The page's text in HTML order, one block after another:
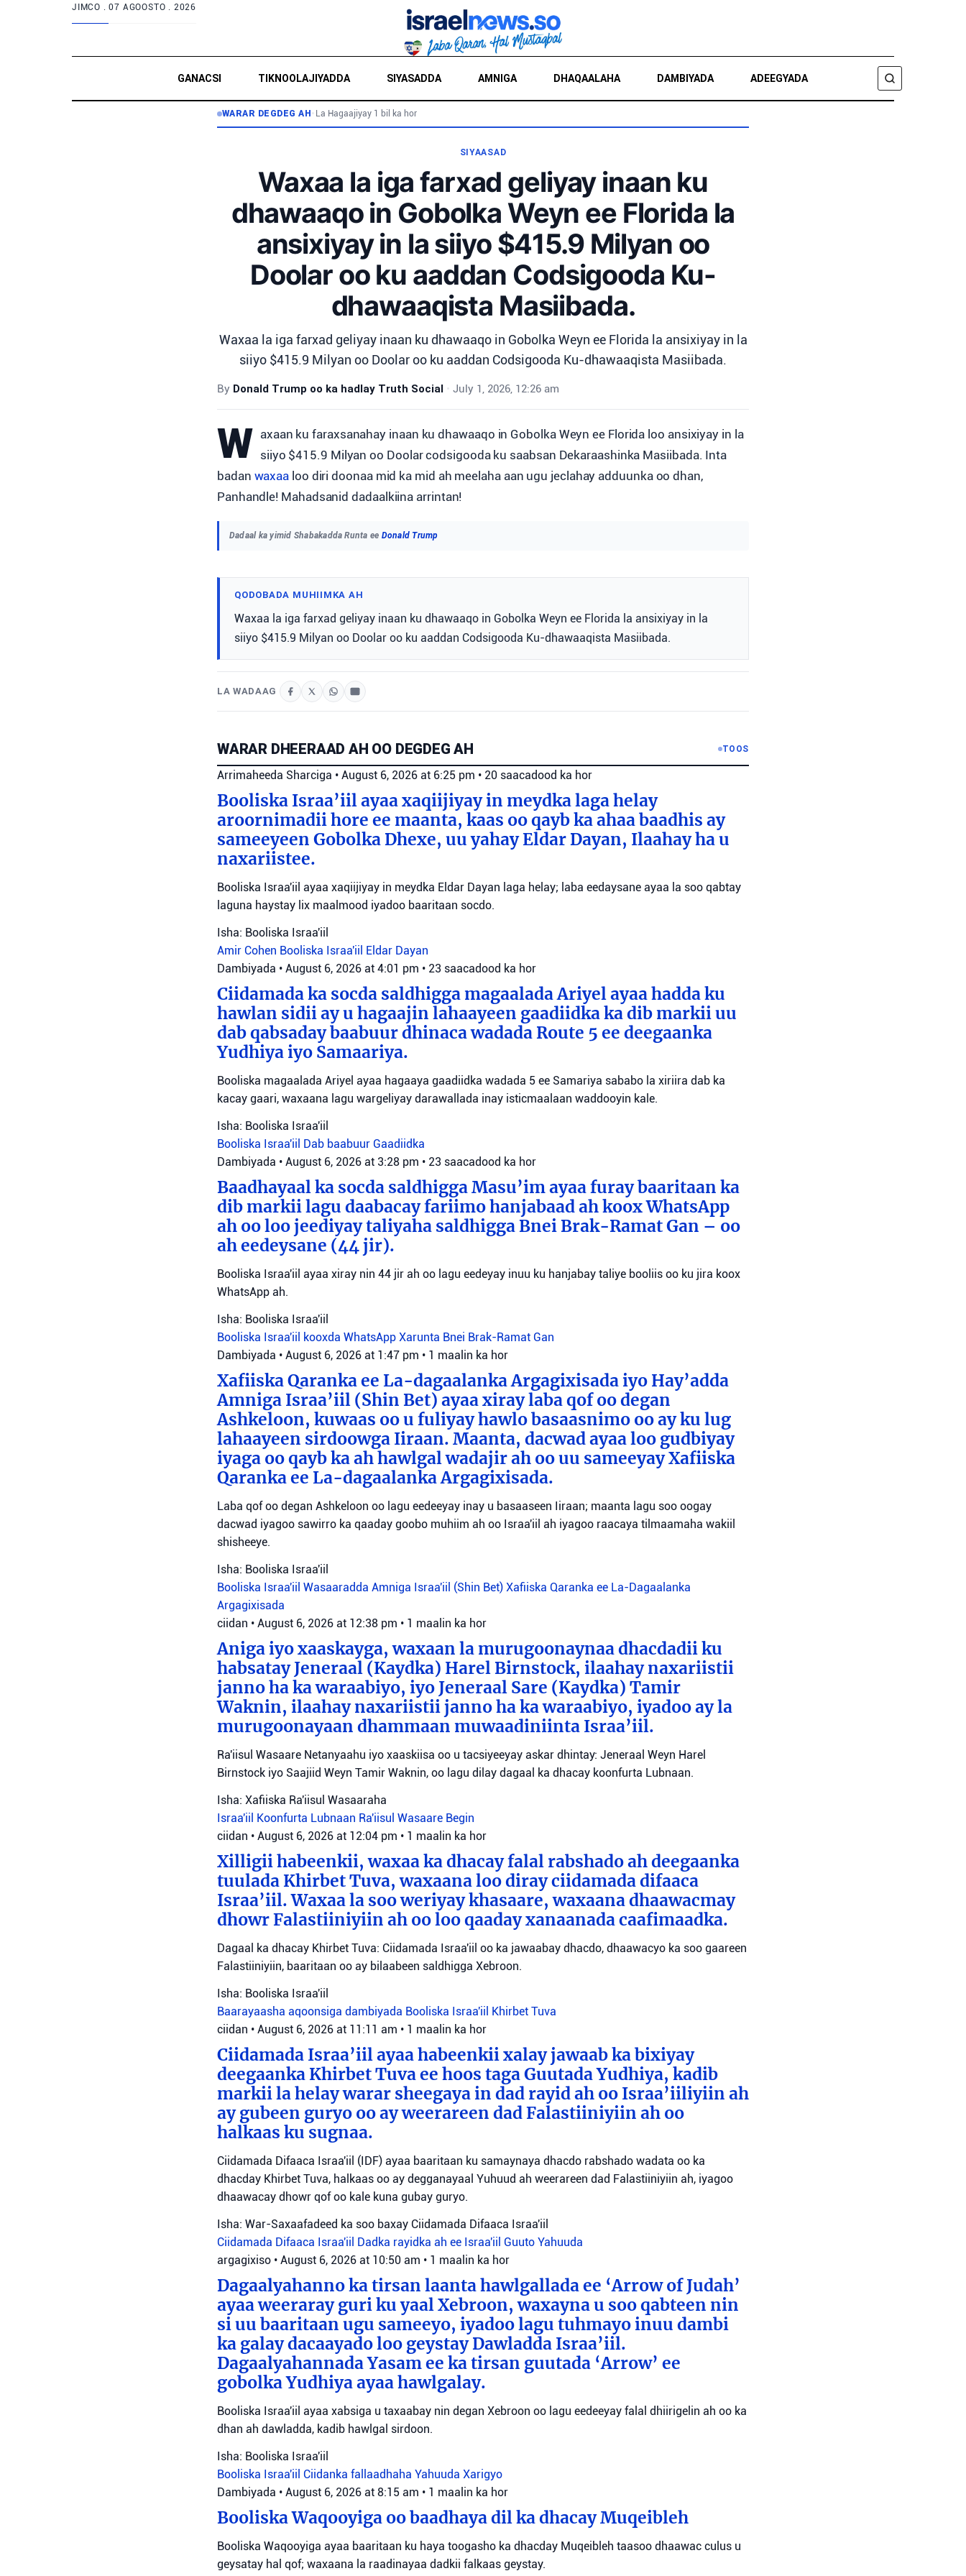
JIMCO .07 AGOOSTO . 2026
GANACSI TIKNOOLAJIYADDA SIYASADDA AMNIGA DHAQAALAHA DAMBIYADA ADEEGYADA
RAADI
WARAR DEGDEG AH • La Hagaajiyay 1 bil ka hor
SIYAASAD
Waxaa la iga farxad geliyay inaan ku
dhawaaqo in Gobolka Weyn ee Florida la
ansixiyay in la siiyo $415.9 Milyan oo
Doolar oo ku aaddan Codsigooda Ku-
dhawaaqista Masiibada.
Waxaa la iga farxad geliyay inaan ku dhawaaqo in Gobolka Weyn ee Florida la ansixiyay in la
siiyo $415.9 Milyan oo Doolar oo ku aaddan Codsigooda Ku-dhawaaqista Masiibada.
By Donald Trump oo ka hadlay Truth Social • July 1, 2026, 12:26 am
W axaan ku faraxsanahay inaan ku dhawaaqo in Gobolka Weyn ee Florida loo ansixiyay in la
siiyo $415.9 Milyan oo Doolar codsigooda ku saabsan Dekaraashinka Masiibada. Inta
badan waxaa loo diri doonaa mid ka mid ah meelaha aan ugu jeclahay adduunka oo dhan,
Panhandle! Mahadsanid dadaalkiina arrintan!
Dadaal ka yimid Shabakadda Runta ee Donald Trump
QODOBADA MUHIIMKA AH
Waxaa la iga farxad geliyay inaan ku dhawaaqo in Gobolka Weyn ee Florida la ansixiyay in la
siiyo $415.9 Milyan oo Doolar oo ku aaddan Codsigooda Ku-dhawaaqista Masiibada.
LA WADAAG
WARAR DHEERAAD AH OO DEGDEG AH TOOS
Arrimaheeda Sharciga • August 6, 2026 at 6:25 pm • 20 saacadood ka hor
Booliska Israa’iil ayaa xaqiijiyay in meydka laga helay
aroornimadii hore ee maanta, kaas oo qayb ka ahaa baadhis ay
sameeyeen Gobolka Dhexe, uu yahay Eldar Dayan, Ilaahay ha u
naxariistee.
Booliska Israa'iil ayaa xaqiijiyay in meydka Eldar Dayan laga helay; laba eedaysane ayaa la soo qabtay
laguna haystay lix maalmood iyadoo baaritaan socdo.
Isha: Booliska Israa'iil
Amir Cohen Booliska Israa'iil Eldar Dayan
Dambiyada • August 6, 2026 at 4:01 pm • 23 saacadood ka hor
Ciidamada ka socda saldhigga magaalada Ariyel ayaa hadda ku
hawlan sidii ay u hagaajin lahaayeen gaadiidka ka dib markii uu
dab qabsaday baabuur dhinaca wadada Route 5 ee deegaanka
Yudhiya iyo Samaariya.
Booliska magaalada Ariyel ayaa hagaaya gaadiidka wadada 5 ee Samariya sababo la xiriira dab ka
kacay gaari, waxaana lagu wargeliyay darawallada inay isticmaalaan waddooyin kale.
Isha: Booliska Israa'iil
Booliska Israa'iil Dab baabuur Gaadiidka
Dambiyada • August 6, 2026 at 3:28 pm • 23 saacadood ka hor
Baadhayaal ka socda saldhigga Masu’im ayaa furay baaritaan ka
dib markii lagu daabacay fariimo hanjabaad ah koox WhatsApp
ah oo loo jeediyay taliyaha saldhigga Bnei Brak-Ramat Gan – oo
ah eedeysane (44 jir).
Booliska Israa'iil ayaa xiray nin 44 jir ah oo lagu eedeyay inuu ku hanjabay taliye booliis oo ku jira koox
WhatsApp ah.
Isha: Booliska Israa'iil
Booliska Israa'iil kooxda WhatsApp Xarunta Bnei Brak-Ramat Gan
Dambiyada • August 6, 2026 at 1:47 pm • 1 maalin ka hor
Xafiiska Qaranka ee La-dagaalanka Argagixisada iyo Hay’adda
Amniga Israa’iil (Shin Bet) ayaa xiray laba qof oo degan
Ashkeloon, kuwaas oo u fuliyay hawlo basaasnimo oo ay ku lug
lahaayeen sirdoowga Iiraan. Maanta, dacwad ayaa loo gudbiyay
iyaga oo qayb ka ah hawlgal wadajir ah oo uu sameeyay Xafiiska
Qaranka ee La-dagaalanka Argagixisada.
Laba qof oo degan Ashkeloon oo lagu eedeeyay inay u basaaseen Iiraan; maanta lagu soo oogay
dacwad iyagoo sawirro ka qaaday goobo muhiim ah oo Israa'iil ah iyagoo raacaya tilmaamaha wakiil
shisheeye.
Isha: Booliska Israa'iil
Booliska Israa'iil Wasaaradda Amniga Israa'iil (Shin Bet) Xafiiska Qaranka ee La-Dagaalanka
Argagixisada
ciidan • August 6, 2026 at 12:38 pm • 1 maalin ka hor
Aniga iyo xaaskayga, waxaan la murugoonaynaa dhacdadii ku
habsatay Jeneraal (Kaydka) Harel Birnstock, ilaahay naxariistii
janno ha ka waraabiyo, iyo Jeneraal Sare (Kaydka) Tamir
Waknin, ilaahay naxariistii janno ha ka waraabiyo, iyadoo ay la
murugoonayaan dhammaan muwaadiniinta Israa’iil.
Ra'iisul Wasaare Netanyaahu iyo xaaskiisa oo u tacsiyeeyay askar dhintay: Jeneraal Weyn Harel
Birnstock iyo Saajiid Weyn Tamir Waknin, oo lagu dilay dagaal ka dhacay koonfurta Lubnaan.
Isha: Xafiiska Ra'iisul Wasaaraha
Israa'iil Koonfurta Lubnaan Ra'iisul Wasaare Begin
ciidan • August 6, 2026 at 12:04 pm • 1 maalin ka hor
Xilligii habeenkii, waxaa ka dhacay falal rabshado ah deegaanka
tuulada Khirbet Tuva, waxaana loo diray ciidamada difaaca
Israa’iil. Waxaa la soo weriyay khasaare, waxaana dhaawacmay
dhowr Falastiiniyiin ah oo loo qaaday xanaanada caafimaadka.
Dagaal ka dhacay Khirbet Tuva: Ciidamada Israa'iil oo ka jawaabay dhacdo, dhaawacyo ka soo gaareen
Falastiiniyiin, baaritaan oo ay bilaabeen saldhigga Xebroon.
Isha: Booliska Israa'iil
Baarayaasha aqoonsiga dambiyada Booliska Israa'iil Khirbet Tuva
ciidan • August 6, 2026 at 11:11 am • 1 maalin ka hor
Ciidamada Israa’iil ayaa habeenkii xalay jawaab ka bixiyay
deegaanka Khirbet Tuva ee hoos taga Guutada Yudhiya, kadib
markii la helay warar sheegaya in dad rayid ah oo Israa’iiliyiin ah
ay gubeen guryo oo ay weerareen dad Falastiiniyiin ah oo
halkaas ku sugnaa.
Ciidamada Difaaca Israa'iil (IDF) ayaa baaritaan ku samaynaya dhacdo rabshado wadata oo ka
dhacday Khirbet Tuva, halkaas oo ay degganayaal Yuhuud ah weerareen dad Falastiiniyiin ah, iyagoo
dhaawacay dhowr qof oo kale kuna gubay guryo.
Isha: War-Saxaafadeed ka soo baxay Ciidamada Difaaca Israa'iil
Ciidamada Difaaca Israa'iil Dadka rayidka ah ee Israa'iil Guuto Yahuuda
argagixiso • August 6, 2026 at 10:50 am • 1 maalin ka hor
Dagaalyahanno ka tirsan laanta hawlgallada ee ‘Arrow of Judah’
ayaa weeraray guri ku yaal Xebroon, waxayna u soo qabteen nin
si uu baaritaan ugu sameeyo, iyadoo lagu tuhmayo inuu dambi
ka galay dacaayado loo geystay Dawladda Israa’iil.
Dagaalyahannada Yasam ee ka tirsan guutada ‘Arrow’ ee
gobolka Yudhiya ayaa hawlgalay.
Booliska Israa'iil ayaa xabsiga u taxaabay nin degan Xebroon oo lagu eedeeyay falal dhiirigelin ah oo ka
dhan ah dawladda, kadib hawlgal sirdoon.
Isha: Booliska Israa'iil
Booliska Israa'iil Ciidanka fallaadhaha Yahuuda Xarigyo
Dambiyada • August 6, 2026 at 8:15 am • 1 maalin ka hor
Booliska Waqooyiga oo baadhaya dil ka dhacay Muqeibleh
Booliska Waqooyiga ayaa baaritaan ku haya toogasho ka dhacday Muqeibleh taasoo dhaawac culus u
geysatay hal qof; waxaana la raadinayaa dadkii falkaas geystay.